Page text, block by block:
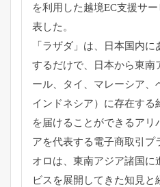
を利用した越境EC支援サ
表した。
「ラザダ」は、日本国内
するだけで、
日本から東南
ール、タイ、マレーシア、
インドネシア） に存在する
を届けることができるアリ
アを代表する電子商取引プ
オロは、東南アジア諸国に
ビスを展開してきた知見と